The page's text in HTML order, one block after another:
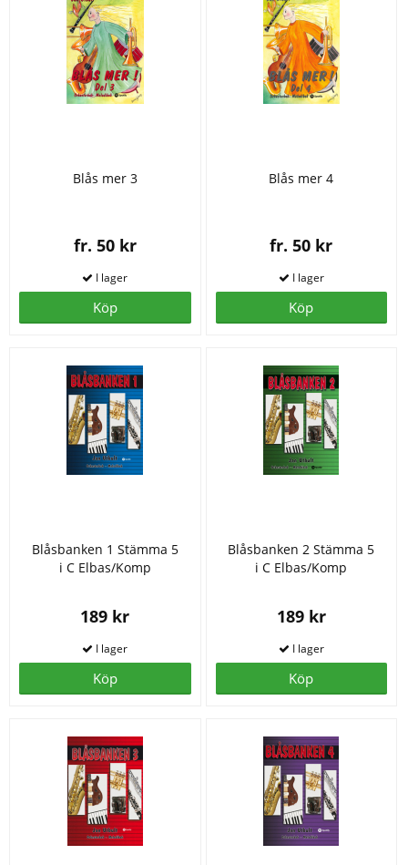
Blås mer 3
fr. 50 kr
Köp
Blås mer 4
fr. 50 kr
Köp
Blåsbanken 1 Stämma 5
i C Elbas/Komp
189 kr
Köp
Blåsbanken 2 Stämma 5
i C Elbas/Komp
189 kr
Köp